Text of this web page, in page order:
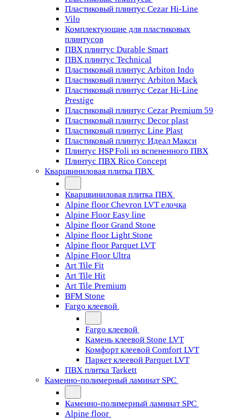
Пластиковый плинтус Cezar Hi-Line
Vilo
Комплектующие для пластиковых
плинтусов
ПВХ плинтус Durable Smart
ПВХ плинтус Technical
Пластиковый плинтус Arbiton Indo
Пластиковый плинтус Arbiton Mack
Пластиковый плинтус Cezar Hi-Line
Prestige
Пластиковый плинтус Cezar Premium 59
Пластиковый плинтус Decor plast
Пластиковый плинтус Line Plast
Пластиковый плинтус Идеал Макси
Плинтус HSP Foli из вспененного ПВХ
Плинтус ПВХ Rico Concept
Кварцвиниловая плитка ПВХ
Кварцвиниловая плитка ПВХ
Alpine floor Chevron LVT елочка
Alpine Floor Easy line
Alpine floor Grand Stone
Alpine floor Light Stone
Alpine floor Parquet LVT
Alpine Floor Ultra
Art Tile Fit
Art Tile Hit
Art Tile Premium
BFM Stone
Fargo клеевой
Fargo клеевой
Камень клеевой Stone LVT
Комфорт клеевой Comfort LVT
Паркет клеевой Parquet LVT
ПВХ плитка Tarkett
Каменно-полимерный ламинат SPC
Каменно-полимерный ламинат SPC
Alpine floor